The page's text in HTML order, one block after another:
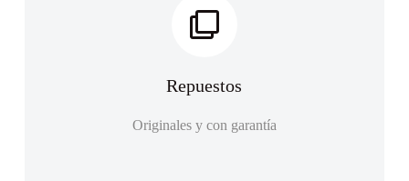
Repuestos
Originales y con garantía